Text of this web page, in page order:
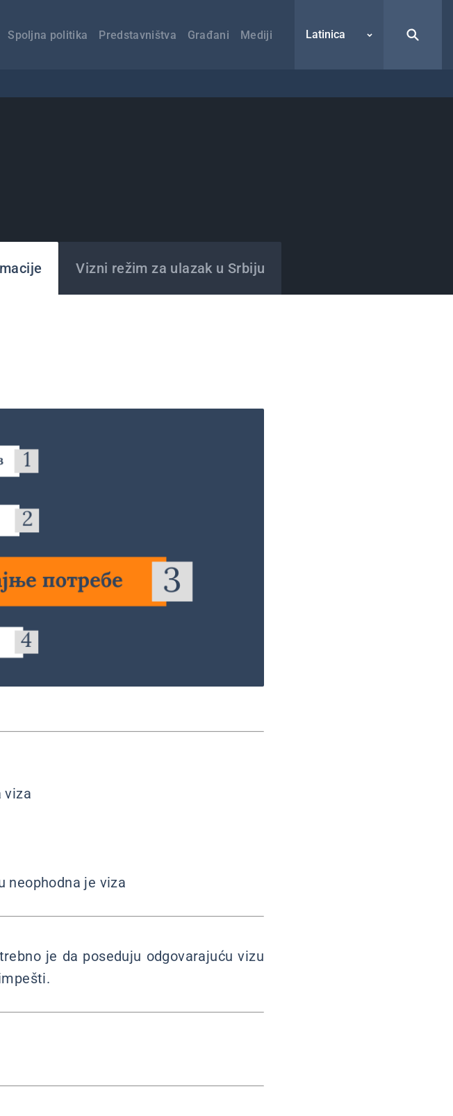
Spoljna politika Predstavništva Građani Mediji Latinica
Vizni režim za ulazak u Srbiju
viza
neophodna je viza
je da poseduju odgovarajuću vizu